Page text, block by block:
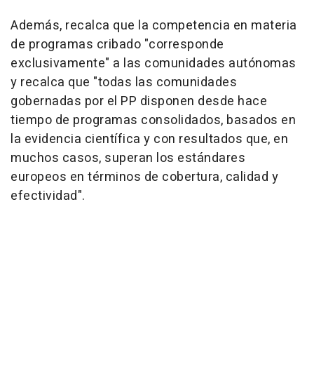
Además, recalca que la competencia en materia
de programas cribado "corresponde
exclusivamente" a las comunidades autónomas
y recalca que "todas las comunidades
gobernadas por el PP disponen desde hace
tiempo de programas consolidados, basados en
la evidencia científica y con resultados que, en
muchos casos, superan los estándares
europeos en términos de cobertura, calidad y
efectividad".